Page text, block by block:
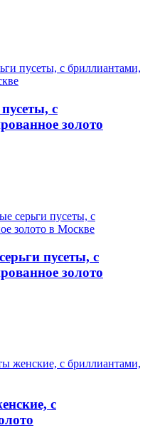
с
золото
пусеты, с
золото
с